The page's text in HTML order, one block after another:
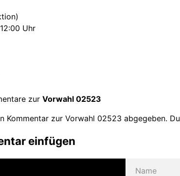
Uhr
zur Vorwahl 02523
Kommentar zur Vorwahl 02523 abgegeben.
einfügen